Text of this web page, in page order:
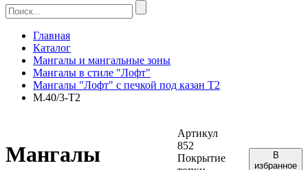
Главная
Каталог
Мангалы и мангальные зоны
Мангалы в стиле "Лофт"
Мангалы "Лофт" с печкой под казан Т2
М.40/3-Т2
Мангалы
Артикул
852
Покрытие
В
избранное